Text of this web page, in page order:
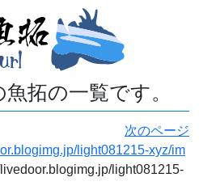
拓の一覧です。
次のページ
light081215-xyz/im
light081215-